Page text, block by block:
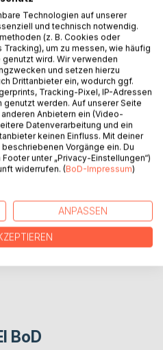
BoD
Technologien auf unserer
und technisch notwendig.
(z. B. Cookies oder
um zu messen, wie häufig
wird. Wir verwenden
und setzen hierzu
Drittanbieter ein, wodurch ggf.
Tracking-Pixel, IP-Adressen
werden. Auf unserer Seite
Anbietern ein (Video-
Datenverarbeitung und ein
keinen Einfluss. Mit deiner
Vorgänge ein. Du
unter „Privacy-Einstellungen“)
widerrufen. (BoD-Impressum)
ANPASSEN